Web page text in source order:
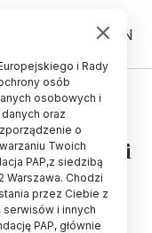
PL EN
górę
- wykazali
i Rady
osób
osobowych i
oraz
o
Twoich
PAP,z siedzibą
Warszawa. Chodzi
przez Ciebie z
serwisów i innych
PAP, głównie